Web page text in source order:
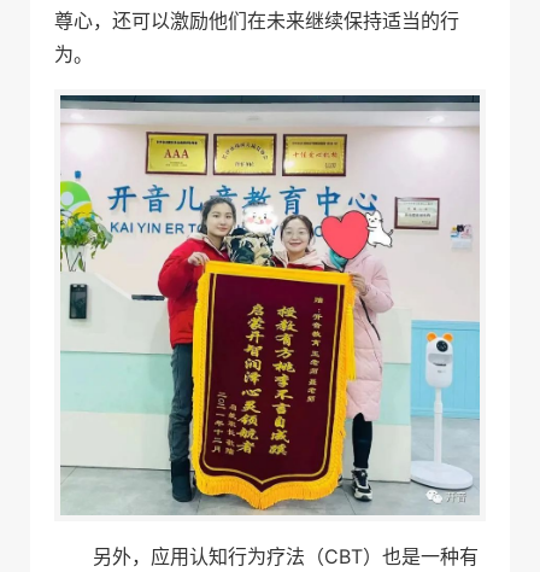
尊心，还可以激励他们在未来继续保持适当的行
为。
另外，应用认知行为疗法（CBT）也是一种有